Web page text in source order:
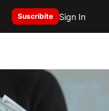
Suscribite Sign In